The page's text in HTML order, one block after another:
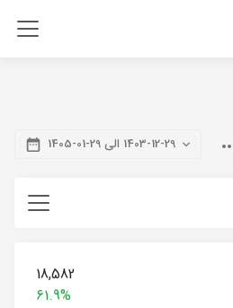
1403-12-29 الی 29-01-1405
18,582
61.9%